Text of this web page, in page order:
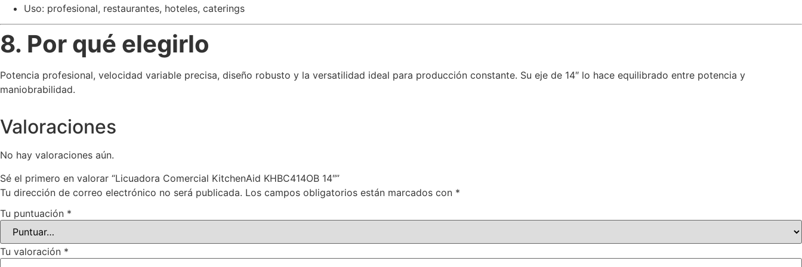
Uso: profesional, restaurantes, hoteles, caterings
8. Por qué elegirlo
Potencia profesional, velocidad variable precisa, diseño robusto y la versatilidad ideal para producción constante. Su eje de 14″ lo hace equilibrado entre potencia y
maniobrabilidad.
Valoraciones
No hay valoraciones aún.
Sé el primero en valorar “Licuadora Comercial KitchenAid KHBC414OB 14″”
Tu dirección de correo electrónico no será publicada. Los campos obligatorios están marcados con *
Tu puntuación *
Tu valoración *